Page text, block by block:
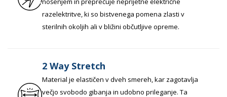
razelektritve, ki so bistvenega pomena zlasti v
sterilnih okoljih ali v bližini občutljive opreme.
2 Way Stretch
Material je elastičen v dveh smereh, kar zagotavlja
večjo svobodo gibanja in udobno prileganje. Ta